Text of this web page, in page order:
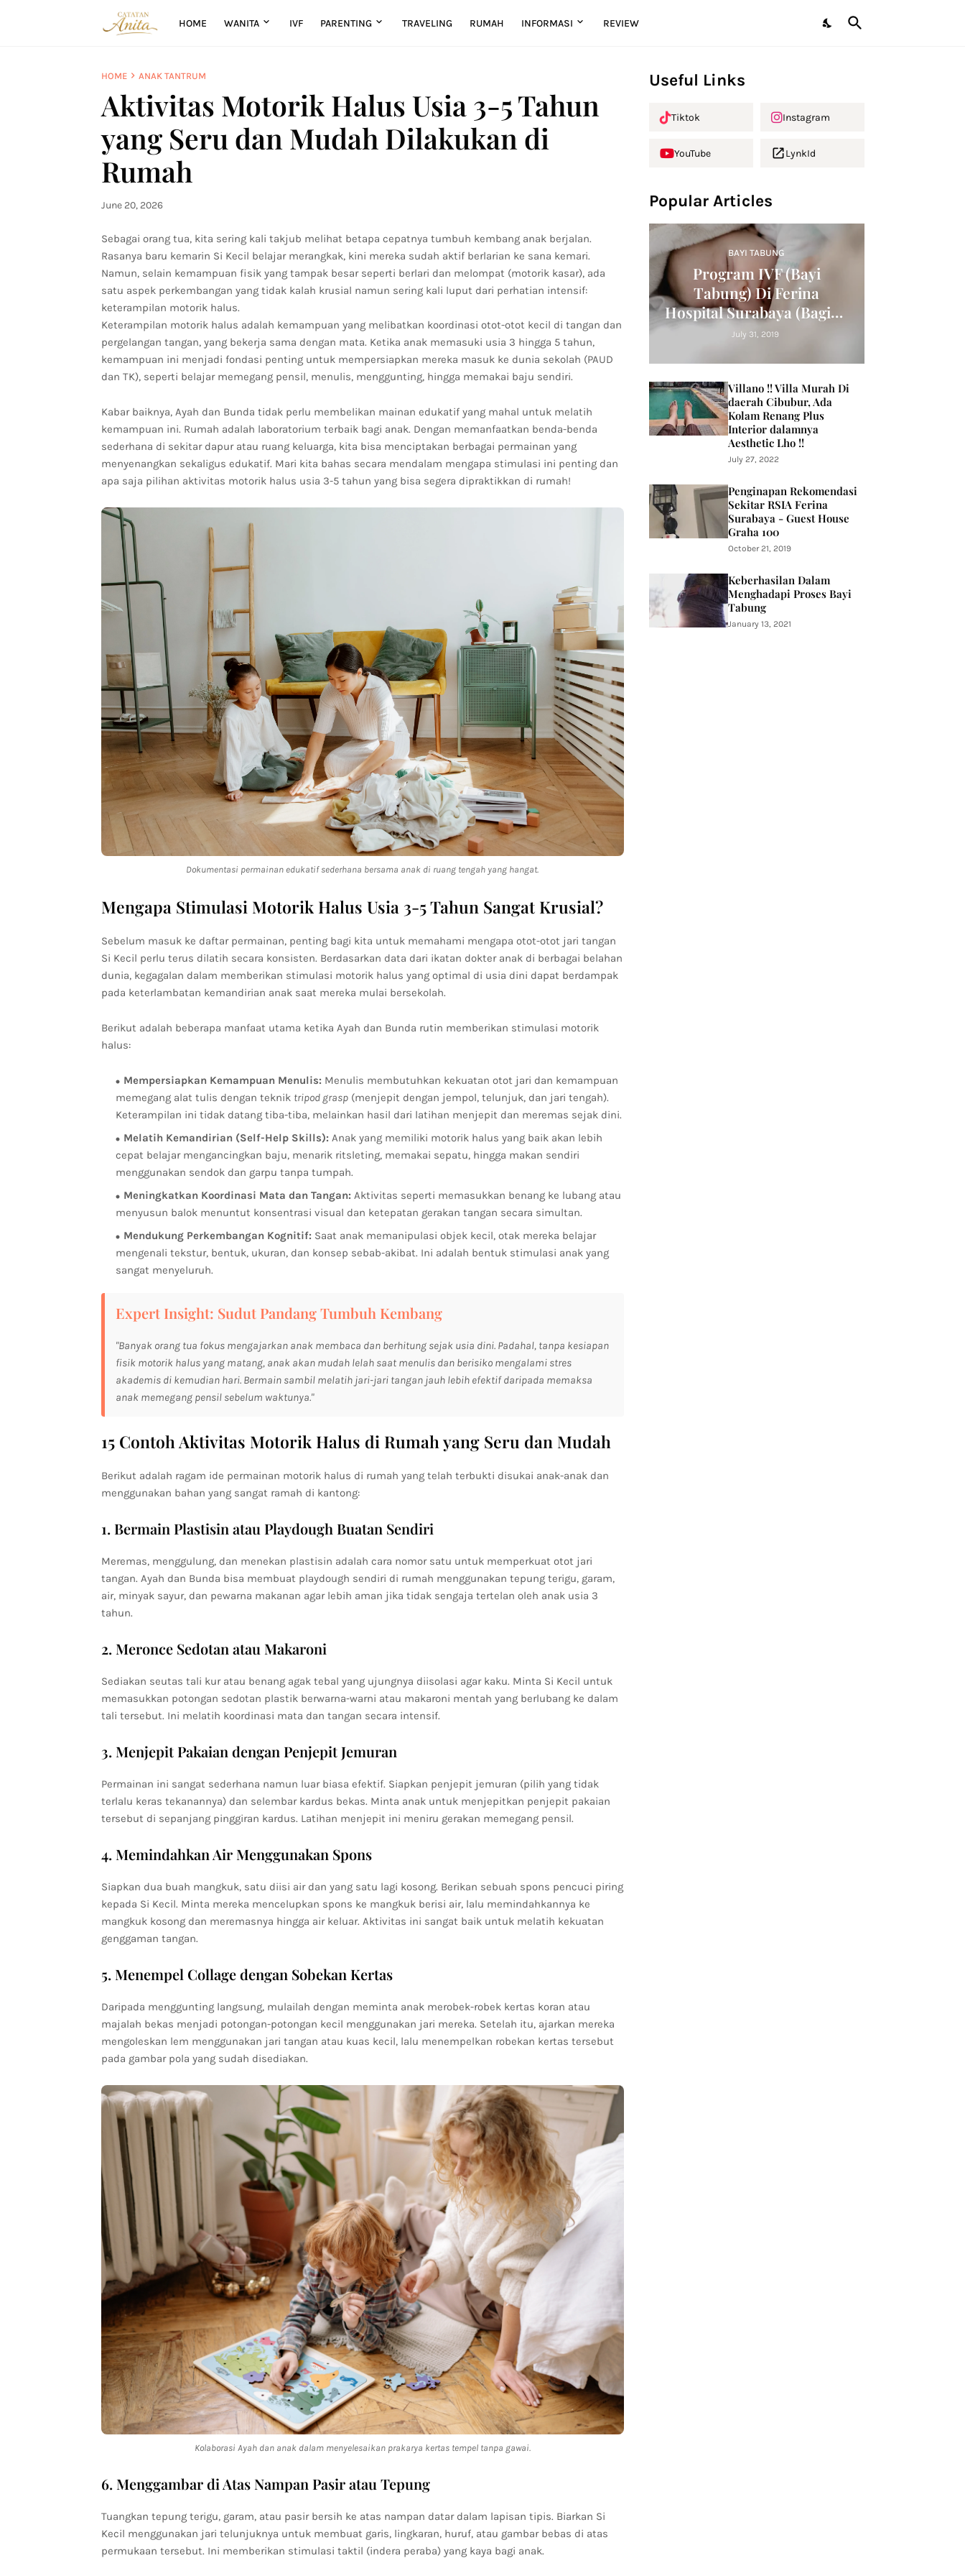
HOME WANITA IVF PARENTING TRAVELING RUMAH INFORMASI REVIEW
HOME ANAK TANTRUM
Aktivitas Motorik Halus Usia 3-5 Tahun
yang Seru dan Mudah Dilakukan di
Rumah
June 20, 2026
Sebagai orang tua, kita sering kali takjub melihat betapa cepatnya tumbuh kembang anak berjalan.
Rasanya baru kemarin Si Kecil belajar merangkak, kini mereka sudah aktif berlarian ke sana kemari.
Namun, selain kemampuan fisik yang tampak besar seperti berlari dan melompat (motorik kasar), ada
satu aspek perkembangan yang tidak kalah krusial namun sering kali luput dari perhatian intensif:
keterampilan motorik halus.
Keterampilan motorik halus adalah kemampuan yang melibatkan koordinasi otot-otot kecil di tangan dan
pergelangan tangan, yang bekerja sama dengan mata. Ketika anak memasuki usia 3 hingga 5 tahun,
kemampuan ini menjadi fondasi penting untuk mempersiapkan mereka masuk ke dunia sekolah (PAUD
dan TK), seperti belajar memegang pensil, menulis, menggunting, hingga memakai baju sendiri.
Kabar baiknya, Ayah dan Bunda tidak perlu membelikan mainan edukatif yang mahal untuk melatih
kemampuan ini. Rumah adalah laboratorium terbaik bagi anak. Dengan memanfaatkan benda-benda
sederhana di sekitar dapur atau ruang keluarga, kita bisa menciptakan berbagai permainan yang
menyenangkan sekaligus edukatif. Mari kita bahas secara mendalam mengapa stimulasi ini penting dan
apa saja pilihan aktivitas motorik halus usia 3-5 tahun yang bisa segera dipraktikkan di rumah!
Dokumentasi permainan edukatif sederhana bersama anak di ruang tengah yang hangat.
Mengapa Stimulasi Motorik Halus Usia 3-5 Tahun Sangat Krusial?
Sebelum masuk ke daftar permainan, penting bagi kita untuk memahami mengapa otot-otot jari tangan
Si Kecil perlu terus dilatih secara konsisten. Berdasarkan data dari ikatan dokter anak di berbagai belahan
dunia, kegagalan dalam memberikan stimulasi motorik halus yang optimal di usia dini dapat berdampak
pada keterlambatan kemandirian anak saat mereka mulai bersekolah.
Berikut adalah beberapa manfaat utama ketika Ayah dan Bunda rutin memberikan stimulasi motorik
halus:
Mempersiapkan Kemampuan Menulis: Menulis membutuhkan kekuatan otot jari dan kemampuan
memegang alat tulis dengan teknik tripod grasp(menjepit dengan jempol, telunjuk, dan jari tengah).
Keterampilan ini tidak datang tiba-tiba, melainkan hasil dari latihan menjepit dan meremas sejak dini.
Melatih Kemandirian (Self-Help Skills): Anak yang memiliki motorik halus yang baik akan lebih
cepat belajar mengancingkan baju, menarik ritsleting, memakai sepatu, hingga makan sendiri
menggunakan sendok dan garpu tanpa tumpah.
Meningkatkan Koordinasi Mata dan Tangan: Aktivitas seperti memasukkan benang ke lubang atau
menyusun balok menuntut konsentrasi visual dan ketepatan gerakan tangan secara simultan.
Mendukung Perkembangan Kognitif: Saat anak memanipulasi objek kecil, otak mereka belajar
mengenali tekstur, bentuk, ukuran, dan konsep sebab-akibat. Ini adalah bentuk stimulasi anak yang
sangat menyeluruh.
Expert Insight: Sudut Pandang Tumbuh Kembang
"Banyak orang tua fokus mengajarkan anak membaca dan berhitung sejak usia dini. Padahal, tanpa kesiapan
fisik motorik halus yang matang, anak akan mudah lelah saat menulis dan berisiko mengalami stres
akademis di kemudian hari. Bermain sambil melatih jari-jari tangan jauh lebih efektif daripada memaksa
anak memegang pensil sebelum waktunya."
15 Contoh Aktivitas Motorik Halus di Rumah yang Seru dan Mudah
Berikut adalah ragam ide permainan motorik halus di rumah yang telah terbukti disukai anak-anak dan
menggunakan bahan yang sangat ramah di kantong:
1. Bermain Plastisin atau Playdough Buatan Sendiri
Meremas, menggulung, dan menekan plastisin adalah cara nomor satu untuk memperkuat otot jari
tangan. Ayah dan Bunda bisa membuat playdough sendiri di rumah menggunakan tepung terigu, garam,
air, minyak sayur, dan pewarna makanan agar lebih aman jika tidak sengaja tertelan oleh anak usia 3
tahun.
2. Meronce Sedotan atau Makaroni
Sediakan seutas tali kur atau benang agak tebal yang ujungnya diisolasi agar kaku. Minta Si Kecil untuk
memasukkan potongan sedotan plastik berwarna-warni atau makaroni mentah yang berlubang ke dalam
tali tersebut. Ini melatih koordinasi mata dan tangan secara intensif.
3. Menjepit Pakaian dengan Penjepit Jemuran
Permainan ini sangat sederhana namun luar biasa efektif. Siapkan penjepit jemuran (pilih yang tidak
terlalu keras tekanannya) dan selembar kardus bekas. Minta anak untuk menjepitkan penjepit pakaian
tersebut di sepanjang pinggiran kardus. Latihan menjepit ini meniru gerakan memegang pensil.
4. Memindahkan Air Menggunakan Spons
Siapkan dua buah mangkuk, satu diisi air dan yang satu lagi kosong. Berikan sebuah spons pencuci piring
kepada Si Kecil. Minta mereka mencelupkan spons ke mangkuk berisi air, lalu memindahkannya ke
mangkuk kosong dan meremasnya hingga air keluar. Aktivitas ini sangat baik untuk melatih kekuatan
genggaman tangan.
5. Menempel Collage dengan Sobekan Kertas
Daripada menggunting langsung, mulailah dengan meminta anak merobek-robek kertas koran atau
majalah bekas menjadi potongan-potongan kecil menggunakan jari mereka. Setelah itu, ajarkan mereka
mengoleskan lem menggunakan jari tangan atau kuas kecil, lalu menempelkan robekan kertas tersebut
pada gambar pola yang sudah disediakan.
Kolaborasi Ayah dan anak dalam menyelesaikan prakarya kertas tempel tanpa gawai.
6. Menggambar di Atas Nampan Pasir atau Tepung
Tuangkan tepung terigu, garam, atau pasir bersih ke atas nampan datar dalam lapisan tipis. Biarkan Si
Kecil menggunakan jari telunjuknya untuk membuat garis, lingkaran, huruf, atau gambar bebas di atas
permukaan tersebut. Ini memberikan stimulasi taktil (indera peraba) yang kaya bagi anak.
Useful Links
Tiktok Instagram
YouTube LynkId
Popular Articles
BAYI TABUNG
Program IVF (Bayi
Tabung) Di Ferina
Hospital Surabaya (Bagian
1)
July 31, 2019
Villano !! Villa Murah Di
daerah Cibubur, Ada
Kolam Renang Plus
Interior dalamnya
Aesthetic Lho !!
July 27, 2022
Penginapan Rekomendasi
Sekitar RSIA Ferina
Surabaya - Guest House
Graha 100
October 21, 2019
Keberhasilan Dalam
Menghadapi Proses Bayi
Tabung
January 13, 2021